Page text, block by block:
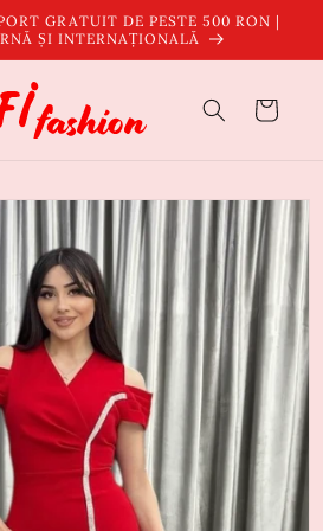
GRATUIT DE PESTE 500 RON |
ȘI INTERNAȚIONALĂ
Coș